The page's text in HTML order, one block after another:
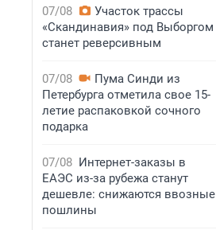
07/08
Участок трассы
«Скандинавия» под Выборгом
станет реверсивным
07/08
Пума Синди из
Петербурга отметила свое 15-
летие распаковкой сочного
подарка
07/08 Интернет-заказы в
ЕАЭС из-за рубежа станут
дешевле: снижаются ввозные
пошлины